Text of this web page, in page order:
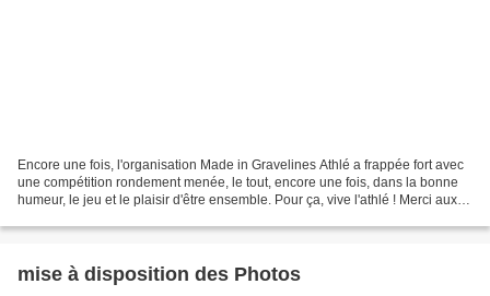
Encore une fois, l'organisation Made in Gravelines Athlé a frappée fort avec
une compétition rondement menée, le tout, encore une fois, dans la bonne
humeur, le jeu et le plaisir d'être ensemble. Pour ça, vive l'athlé ! Merci aux
mise à disposition des Photos